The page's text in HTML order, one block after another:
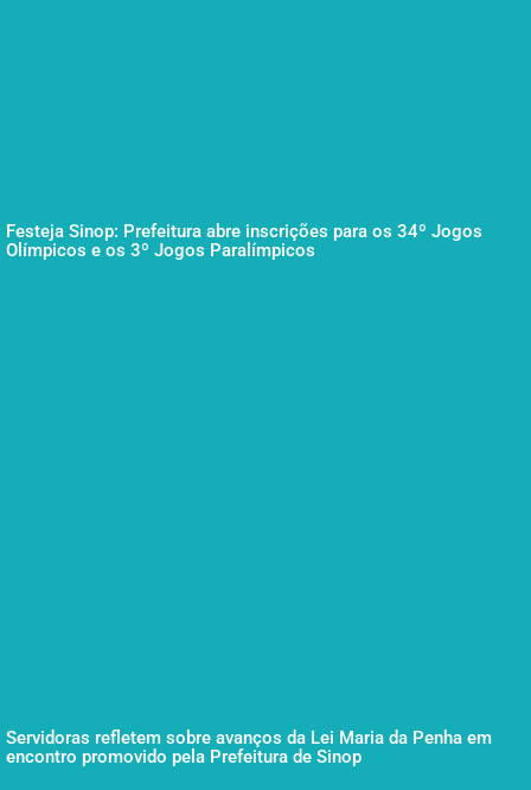
Festeja Sinop: Prefeitura abre inscrições para os 34º Jogos
Olímpicos e os 3º Jogos Paralímpicos
Servidoras refletem sobre avanços da Lei Maria da Penha em
encontro promovido pela Prefeitura de Sinop